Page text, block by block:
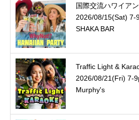
国際交流ハワイア
2026/08/15(Sat) 7-
SHAKA BAR
Traffic Light &
2026/08/21(Fri) 7-
Murphy's